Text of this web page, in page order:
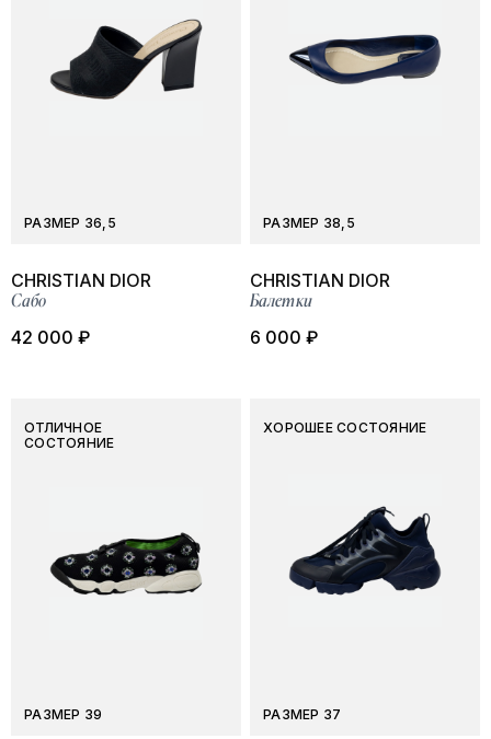
РАЗМЕР 36,5
CHRISTIAN DIOR
Сабо
42 000 ₽
РАЗМЕР 38,5
CHRISTIAN DIOR
Балетки
6 000 ₽
ОТЛИЧНОЕ
СОСТОЯНИЕ
РАЗМЕР 39
ХОРОШЕЕ СОСТОЯНИЕ
РАЗМЕР 37